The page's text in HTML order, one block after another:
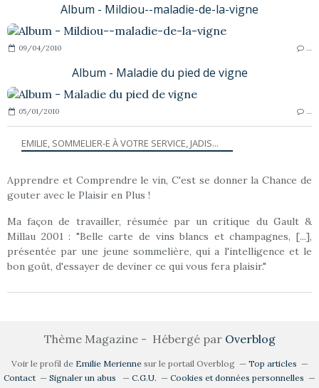
Album - Mildiou--maladie-de-la-vigne
09/04/2010
Album - Maladie du pied de vigne
05/01/2010
EMILIE, SOMMELIER-E À VOTRE SERVICE, JADIS...
Apprendre et Comprendre le vin, C'est se donner la Chance de
gouter avec le Plaisir en Plus !
Ma façon de travailler, résumée par un critique du Gault &
Millau 2001 : "Belle carte de vins blancs et champagnes, [...],
présentée par une jeune sommelière, qui a l'intelligence et le
bon goût, d'essayer de deviner ce qui vous fera plaisir."
Thème Magazine - Hébergé par Overblog
Voir le profil de Emilie Meriennesur le portail Overblog
Top articles
Contact
Signaler un abus C.G.U.
Cookies et données personnelles